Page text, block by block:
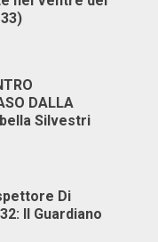
DALLA
Silvestri
Di
Il Guardiano